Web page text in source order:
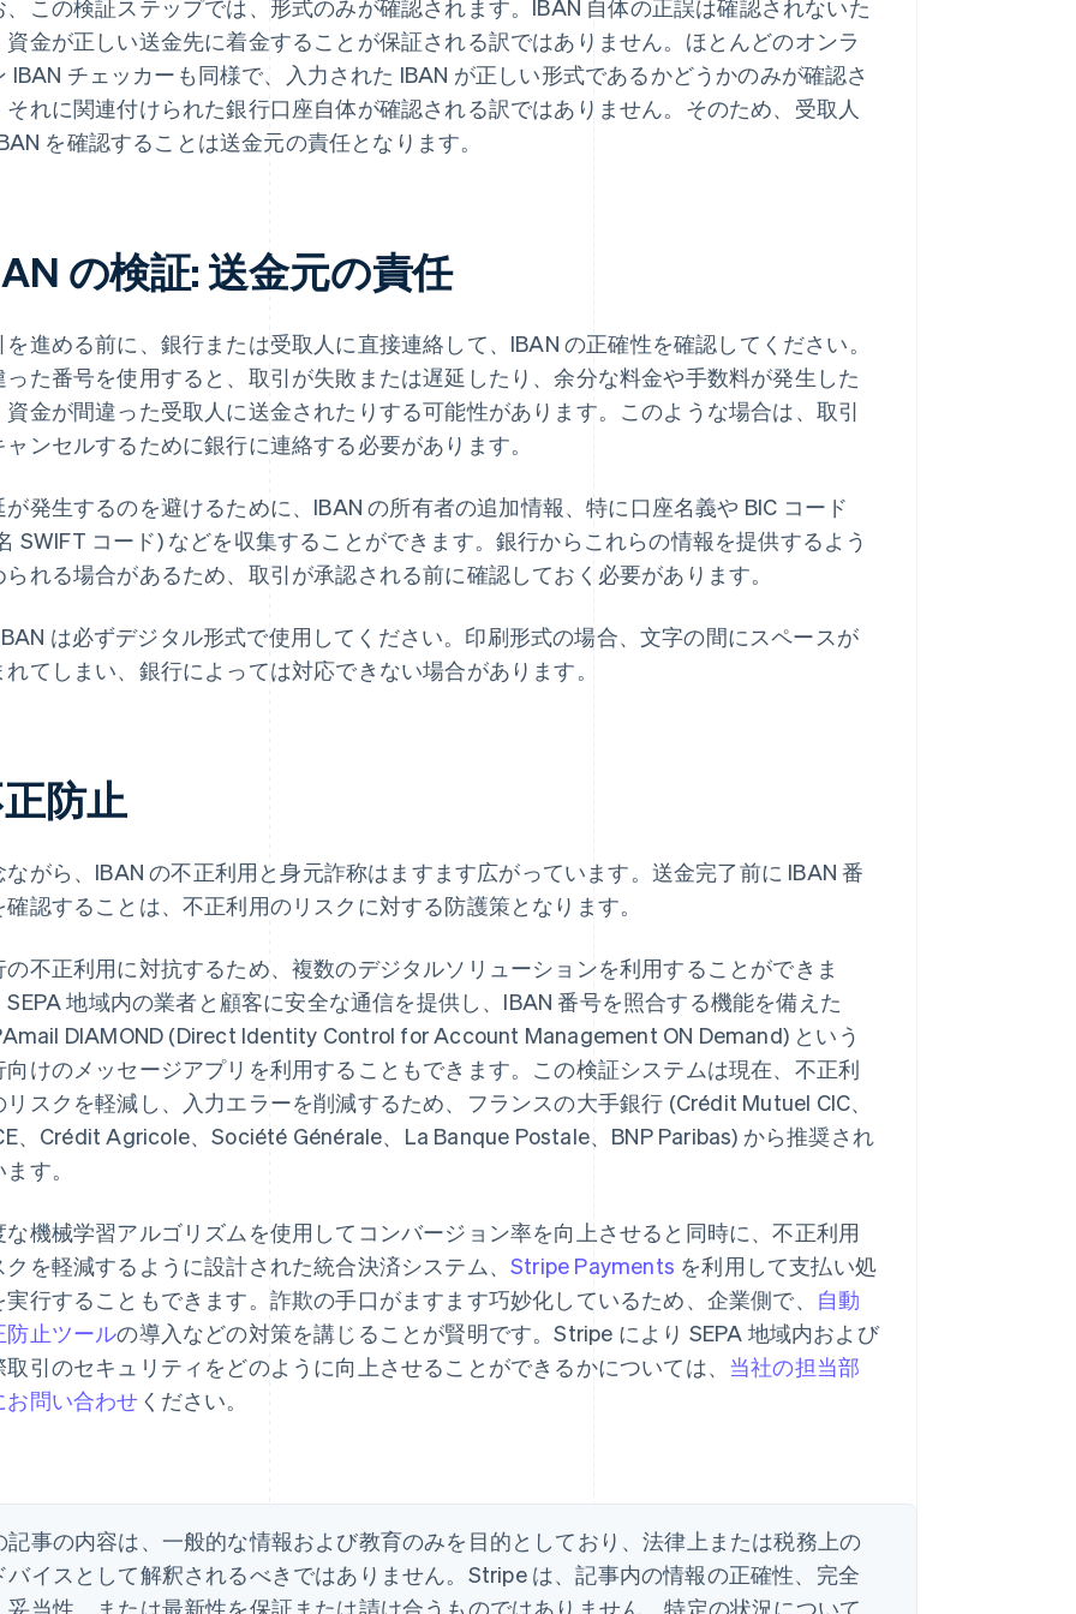
、この検証ステップでは、形式のみが確認されます。IBAN 自体の正誤は確認されないた
資金が正しい送金先に着金することが保証される訳ではありません。ほとんどのオンラ
IBAN チェッカーも同様で、入力された IBAN が正しい形式であるかどうかのみが確認さ
それに関連付けられた銀行口座自体が確認される訳ではありません。そのため、受取人
を確認することは送金元の責任となります。
の検証: 送金元の責任
を進める前に、銀行または受取人に直接連絡して、IBAN の正確性を確認してください。
った番号を使用すると、取引が失敗または遅延したり、余分な料金や手数料が発生した
資金が間違った受取人に送金されたりする可能性があります。このような場合は、取引
ャンセルするために銀行に連絡する必要があります。
が発生するのを避けるために、IBAN の所有者の追加情報、特に口座名義や BIC コード
SWIFT コード) などを収集することができます。銀行からこれらの情報を提供するよう
られる場合があるため、取引が承認される前に確認しておく必要があります。
は必ずデジタル形式で使用してください。印刷形式の場合、文字の間にスペースが
れてしまい、銀行によっては対応できない場合があります。
防止
ながら、IBAN の不正利用と身元詐称はますます広がっています。送金完了前に IBAN 番
確認することは、不正利用のリスクに対する防護策となります。
の不正利用に対抗するため、複数のデジタルソリューションを利用することができま
SEPA 地域内の業者と顧客に安全な通信を提供し、IBAN 番号を照合する機能を備えた
DIAMOND (Direct Identity Control for Account Management ON Demand) という
向けのメッセージアプリを利用することもできます。この検証システムは現在、不正利
リスクを軽減し、入力エラーを削減するため、フランスの大手銀行 (Crédit Mutuel CIC、
、Crédit Agricole、Société Générale、La Banque Postale、BNP Paribas) から推奨され
す。
な機械学習アルゴリズムを使用してコンバージョン率を向上させると同時に、不正利用
クを軽減するように設計された統合決済システム、 Stripe Payments を利用して支払い処
実行することもできます。詐欺の手口がますます巧妙化しているため、企業側で、 自動
防止ツールの導入などの対策を講じることが賢明です。Stripe により SEPA 地域内および
取引のセキュリティをどのように向上させることができるかについては、 当社の担当部
お問い合わせ ください。
記事の内容は、一般的な情報および教育のみを目的としており、法律上または税務上の
バイスとして解釈されるべきではありません。Stripe は、記事内の情報の正確性、完全
妥当性、または最新性を保証または請け合うものではありません。特定の状況について